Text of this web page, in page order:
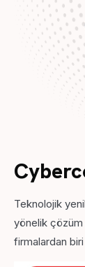
Teknolojik
yönelik çözüm
firmalardan